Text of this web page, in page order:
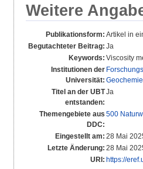
Weitere
Publikationsform: Artikel in
Begutachteter Beitrag: Ja
Keywords: Viscosity
Institutionen der
Universität:
Titel an der UBT
entstanden:
Ja
Themengebiete aus
DDC:
500
Eingestellt am: 28 Mai
Letzte Änderung: 28 Mai
URI: https://